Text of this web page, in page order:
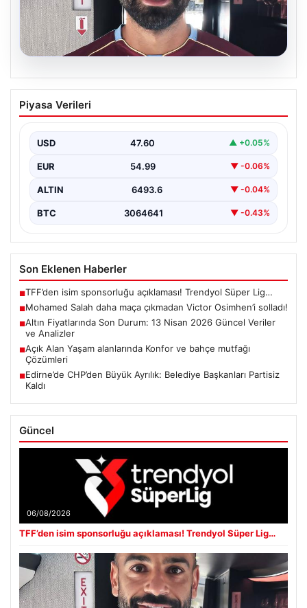
Mohamed Salah daha maça çıkmadan
Victor Osimhen’i solladı!
Piyasa Verileri
USD 47.60 ▲ +0.05%
EUR 54.99 ▼ -0.06%
ALTIN 6493.6 ▼ -0.04%
BTC 3064641 ▼ -0.43%
Son Eklenen Haberler
■TFF’den isim sponsorluğu açıklaması! Trendyol Süper Lig…
■Mohamed Salah daha maça çıkmadan Victor Osimhen’i solladı!
■Altın Fiyatlarında Son Durum: 13 Nisan 2026 Güncel Veriler
ve Analizler
■Açık Alan Yaşam alanlarında Konfor ve bahçe mutfağı
Çözümleri
■Edirne’de CHP’den Büyük Ayrılık: Belediye Başkanları Partisiz
Kaldı
Güncel
06/08/2026
TFF’den isim sponsorluğu açıklaması! Trendyol Süper Lig…